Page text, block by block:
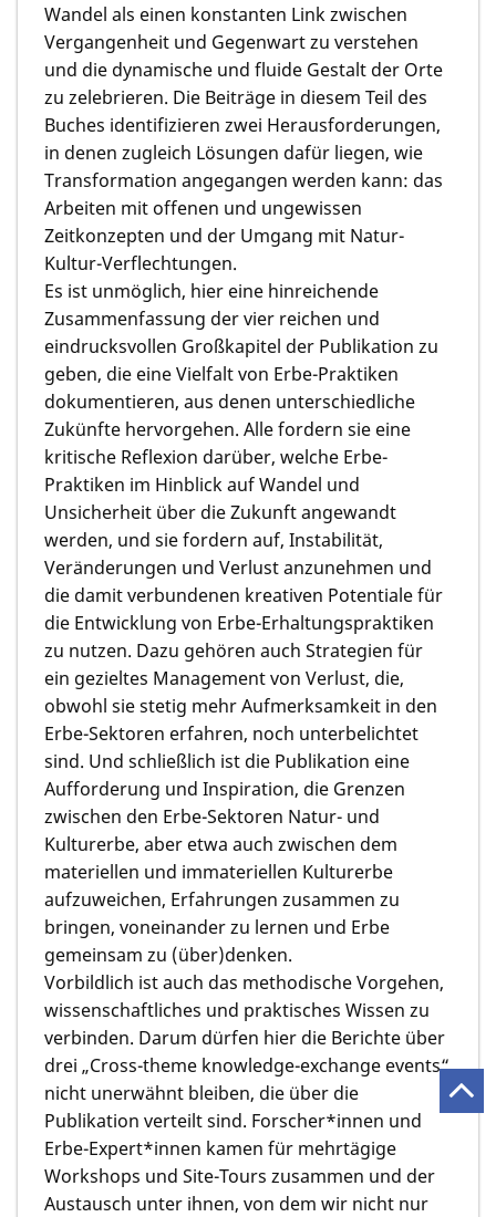
Wandel als einen konstanten Link zwischen
Vergangenheit und Gegenwart zu verstehen
und die dynamische und fluide Gestalt der Orte
zu zelebrieren. Die Beiträge in diesem Teil des
Buches identifizieren zwei Herausforderungen,
in denen zugleich Lösungen dafür liegen, wie
Transformation angegangen werden kann: das
Arbeiten mit offenen und ungewissen
Zeitkonzepten und der Umgang mit Natur-
Kultur-Verflechtungen.
Es ist unmöglich, hier eine hinreichende
Zusammenfassung der vier reichen und
eindrucksvollen Großkapitel der Publikation zu
geben, die eine Vielfalt von Erbe-Praktiken
dokumentieren, aus denen unterschiedliche
Zukünfte hervorgehen. Alle fordern sie eine
kritische Reflexion darüber, welche Erbe-
Praktiken im Hinblick auf Wandel und
Unsicherheit über die Zukunft angewandt
werden, und sie fordern auf, Instabilität,
Veränderungen und Verlust anzunehmen und
die damit verbundenen kreativen Potentiale für
die Entwicklung von Erbe-Erhaltungspraktiken
zu nutzen. Dazu gehören auch Strategien für
ein gezieltes Management von Verlust, die,
obwohl sie stetig mehr Aufmerksamkeit in den
Erbe-Sektoren erfahren, noch unterbelichtet
sind. Und schließlich ist die Publikation eine
Aufforderung und Inspiration, die Grenzen
zwischen den Erbe-Sektoren Natur- und
Kulturerbe, aber etwa auch zwischen dem
materiellen und immateriellen Kulturerbe
aufzuweichen, Erfahrungen zusammen zu
bringen, voneinander zu lernen und Erbe
gemeinsam zu (über)denken.
Vorbildlich ist auch das methodische Vorgehen,
wissenschaftliches und praktisches Wissen zu
verbinden. Darum dürfen hier die Berichte über
drei „Cross-theme knowledge-exchange events“
nicht unerwähnt bleiben, die über die
Publikation verteilt sind. Forscher*innen und
Erbe-Expert*innen kamen für mehrtägige
Workshops und Site-Tours zusammen und der
Austausch unter ihnen, von dem wir nicht nur